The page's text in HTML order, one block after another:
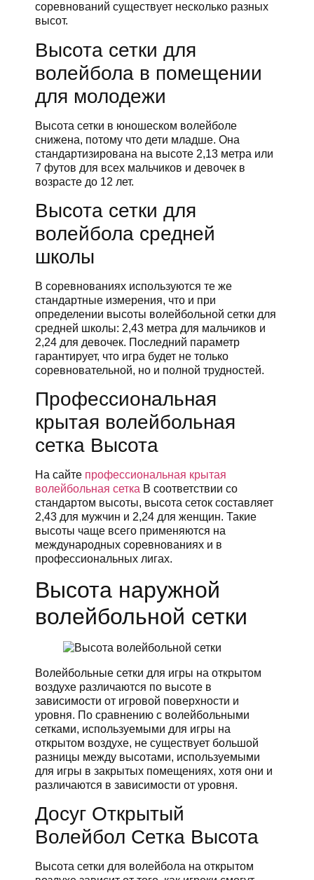
соревнований существует несколько разных
высот.
Высота сетки для
волейбола в помещении
для молодежи
Высота сетки в юношеском волейболе
снижена, потому что дети младше. Она
стандартизирована на высоте 2,13 метра или
7 футов для всех мальчиков и девочек в
возрасте до 12 лет.
Высота сетки для
волейбола средней
школы
В соревнованиях используются те же
стандартные измерения, что и при
определении высоты волейбольной сетки для
средней школы: 2,43 метра для мальчиков и
2,24 для девочек. Последний параметр
гарантирует, что игра будет не только
соревновательной, но и полной трудностей.
Профессиональная
крытая волейбольная
сетка Высота
На сайте профессиональная крытая
волейбольная сетка В соответствии со
стандартом высоты, высота сеток составляет
2,43 для мужчин и 2,24 для женщин. Такие
высоты чаще всего применяются на
международных соревнованиях и в
профессиональных лигах.
Высота наружной
волейбольной сетки
Волейбольные сетки для игры на открытом
воздухе различаются по высоте в
зависимости от игровой поверхности и
уровня. По сравнению с волейбольными
сетками, используемыми для игры на
открытом воздухе, не существует большой
разницы между высотами, используемыми
для игры в закрытых помещениях, хотя они и
различаются в зависимости от уровня.
Досуг Открытый
Волейбол Сетка Высота
Высота сетки для волейбола на открытом